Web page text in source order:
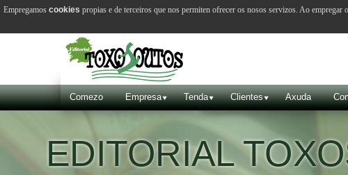
Comezo Empresa Tenda Clientes Axuda
EDITORIAL
Empregamos cookies propias e de terceiros que nos permiten ofrecer os nosos servizos. Ao empregar